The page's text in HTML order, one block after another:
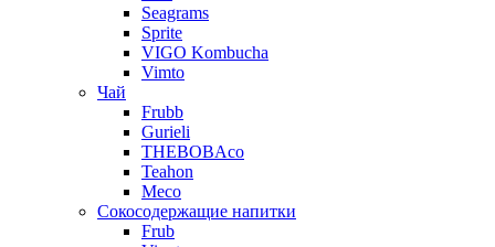
Seagrams
Sprite
VIGO Kombucha
Vimto
Чай
Frubb
Gurieli
THEBOBAco
Teahon
Meco
Сокосодержащие напитки
Frub